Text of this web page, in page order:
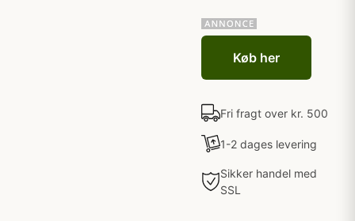
Køb her
Fri fragt over kr. 500
1-2 dages levering
Sikker handel med
SSL